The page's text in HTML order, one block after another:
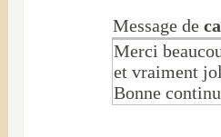
Message de
Merci
et vraiment
Bonne